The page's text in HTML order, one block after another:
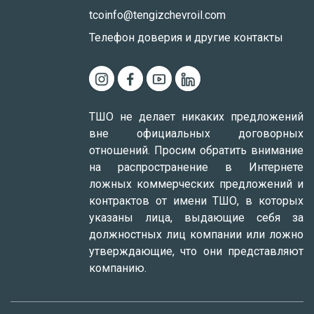
tcoinfo@tengizchevroil.com
Телефон доверия и другие контакты
ТШО не делает никаких предложений
вне официальных договорных
отношений. Просим обратить внимание
на распространение в Интернете
ложных коммерческих предложений и
контрактов от имени ТШО, в которых
указаны лица, выдающие себя за
должностных лиц компании или ложно
утверждающие, что они представляют
компанию.